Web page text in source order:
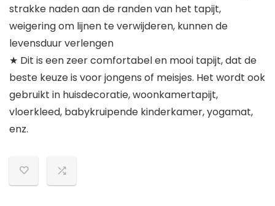
strakke naden aan de randen van het tapijt,
weigering om lijnen te verwijderen, kunnen de
levensduur verlengen
★ Dit is een zeer comfortabel en mooi tapijt, dat de
beste keuze is voor jongens of meisjes. Het wordt ook
gebruikt in huisdecoratie, woonkamertapijt,
vloerkleed, babykruipende kinderkamer, yogamat,
enz.